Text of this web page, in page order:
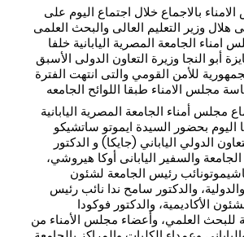
بالاجماع خلال اجتماع اليوم على
هلال وزير التعليم العالى والبحث العلمى
امناء الجامعة المصرية اليابانية خلفا
أبو النجا وزيرة التعاون الدولى الأسبق
للأمن القومي والتى انتهت الفترة
مجلس الامناء طبقا اللوائح الجامعه
مجلس أمناء الجامعة المصرية اليابانية
اليوم بحضور السيدة ايموتو ساتشيكو
الدولي الياباني (جايكا) و الدكتور
والسفير اليابانى أوكا هيروشي،
رئيس الجامعة لشئون
والدولية، والدكتور سامح ندا نائب رئيس
الأكاديمية، والدكتور فوكودا
للبحث العلمي، وأعضاء مجلس الأمناء من